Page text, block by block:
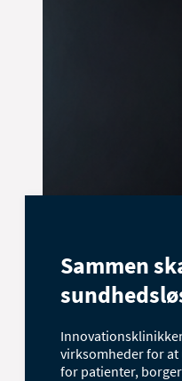
Sammen
virksomheder for
for patienter,